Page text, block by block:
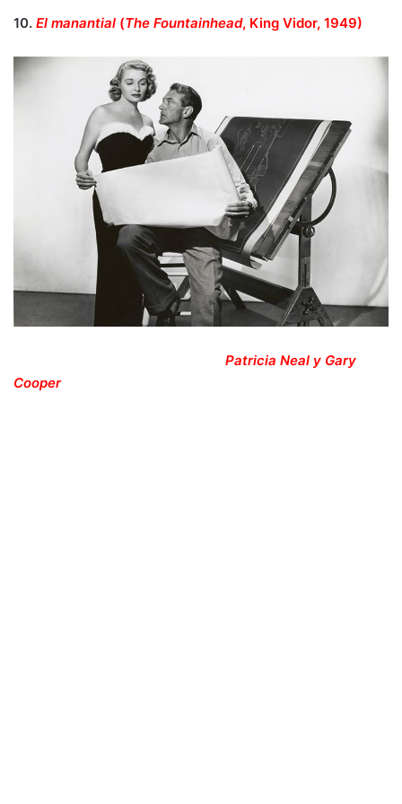
10. El manantial (The Fountainhead, King Vidor, 1949)
Patricia Neal y Gary
Cooper